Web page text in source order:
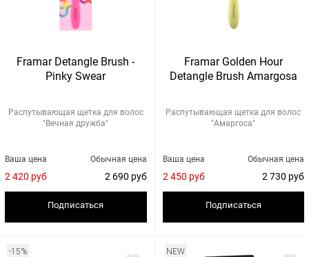
Framar Detangle Brush -
Pinky Swear
Распутывающая щетка для волос
"Вечная дружба"
Обычная цена
2 690 руб
Ваша цена
2 420 руб
Подписаться
Framar Golden Hour
Detangle Brush Amargosa
Распутывающая щетка для волос
"Амаргоса"
Обычная цена
2 730 руб
Ваша цена
2 450 руб
Подписаться
-15%
NEW